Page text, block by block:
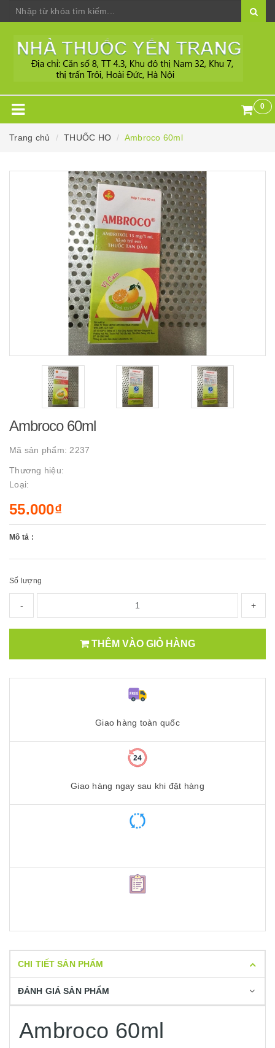
0
Trang chủ THUỐC HO Ambroco 60ml
Ambroco 60ml
Mã sản phẩm: 2237
Thương hiệu:
Loại:
55.000₫
Mô tả :
Số lượng
- +
THÊM VÀO GIỎ HÀNG
Giao hàng toàn quốc
Giao hàng ngay sau khi đặt hàng
CHI TIẾT SẢN PHẨM
ĐÁNH GIÁ SẢN PHẨM
Ambroco 60ml